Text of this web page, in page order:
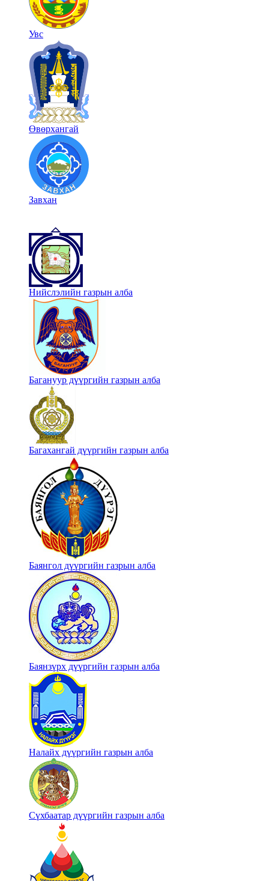
Увс
Өвөрхангай
Завхан
Нийслэлийн газрын алба
Багануур дүүргийн газрын алба
Багахангай дүүргийн газрын алба
Баянгол дүүргийн газрын алба
Баянзүрх дүүргийн газрын алба
Налайх дүүргийн газрын алба
Сүхбаатар дүүргийн газрын алба